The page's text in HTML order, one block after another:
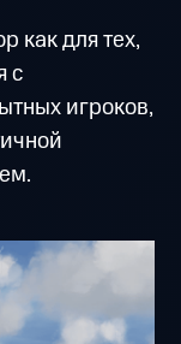
как для тех,
с
игроков,